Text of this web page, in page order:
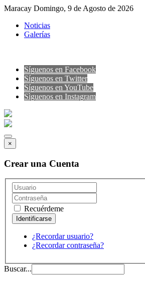
Maracay Domingo, 9 de Agosto de 2026
Noticias
Galerías
Síguenos en Facebook
Síguenos en Twitter
Síguenos en YouTube
Sìguenos en Instagram
×
Crear una Cuenta
Recuérdeme
¿Recordar usuario?
¿Recordar contraseña?
Buscar...